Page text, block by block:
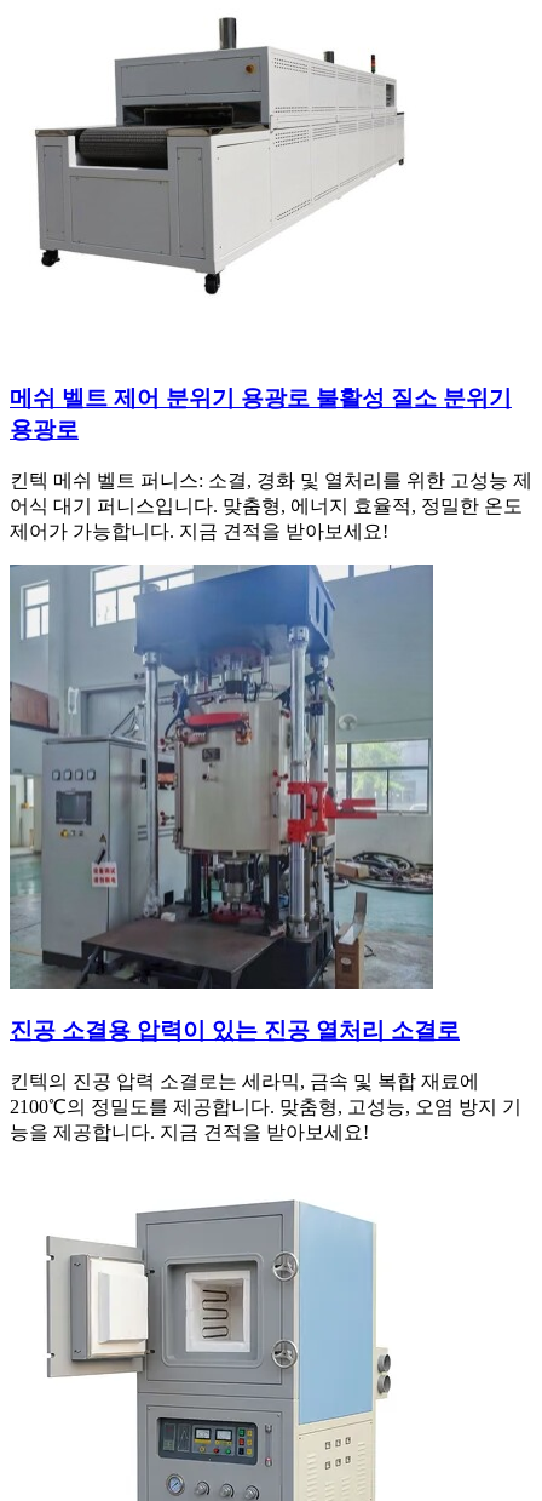
메쉬 벨트 제어 분위기 용광로 불활성 질소 분위기
용광로
킨텍 메쉬 벨트 퍼니스: 소결, 경화 및 열처리를 위한 고성능 제
어식 대기 퍼니스입니다. 맞춤형, 에너지 효율적, 정밀한 온도
제어가 가능합니다. 지금 견적을 받아보세요!
진공 소결용 압력이 있는 진공 열처리 소결로
킨텍의 진공 압력 소결로는 세라믹, 금속 및 복합 재료에
2100℃의 정밀도를 제공합니다. 맞춤형, 고성능, 오염 방지 기
능을 제공합니다. 지금 견적을 받아보세요!